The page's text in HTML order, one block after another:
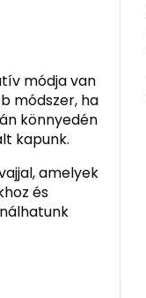
módja van
módszer, ha
könnyedén
kapunk.
amelyek
és